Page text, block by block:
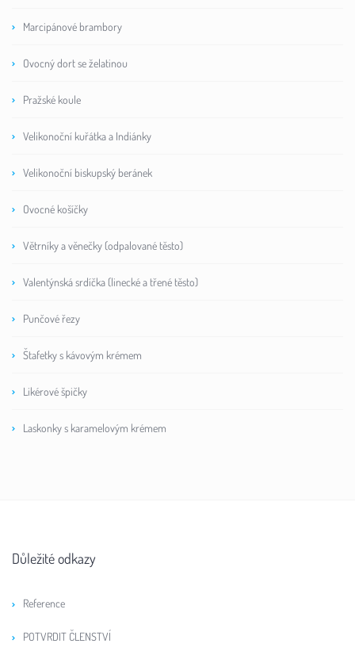
Marcipánové brambory
Ovocný dort se želatinou
Pražské koule
Velikonoční kuřátka a Indiánky
Velikonoční biskupský beránek
Ovocné košíčky
Větrníky a věnečky (odpalované těsto)
Valentýnská srdíčka (linecké a třené těsto)
Punčové řezy
Štafetky s kávovým krémem
Likérové špičky
Laskonky s karamelovým krémem
Důležité odkazy
Reference
POTVRDIT ČLENSTVÍ